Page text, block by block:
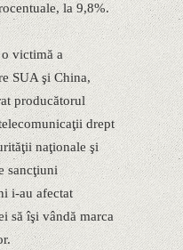
la 9,8%.
victimă a
SUA şi China,
producătorul
drept
naţionale şi
sancţiuni
i-au afectat
să îşi vândă marca